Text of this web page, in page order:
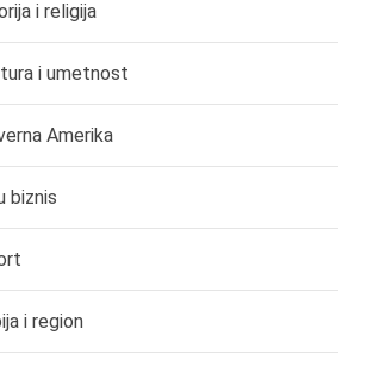
i religija
i umetnost
Amerika
biznis
i region